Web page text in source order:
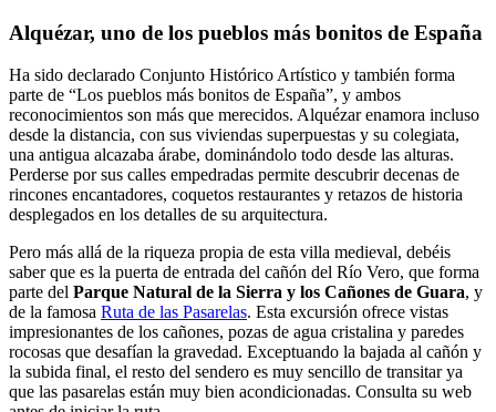
Alquézar, uno de los pueblos más bonitos de España
Ha sido declarado Conjunto Histórico Artístico y también forma
parte de “Los pueblos más bonitos de España”, y ambos
reconocimientos son más que merecidos. Alquézar enamora incluso
desde la distancia, con sus viviendas superpuestas y su colegiata,
una antigua alcazaba árabe, dominándolo todo desde las alturas.
Perderse por sus calles empedradas permite descubrir decenas de
rincones encantadores, coquetos restaurantes y retazos de historia
desplegados en los detalles de su arquitectura.
Pero más allá de la riqueza propia de esta villa medieval, debéis
saber que es la puerta de entrada del cañón del Río Vero, que forma
parte del Parque Natural de la Sierra y los Cañones de Guara, y
de la famosa Ruta de las Pasarelas. Esta excursión ofrece vistas
impresionantes de los cañones, pozas de agua cristalina y paredes
rocosas que desafían la gravedad. Exceptuando la bajada al cañón y
la subida final, el resto del sendero es muy sencillo de transitar ya
que las pasarelas están muy bien acondicionadas. Consulta su web